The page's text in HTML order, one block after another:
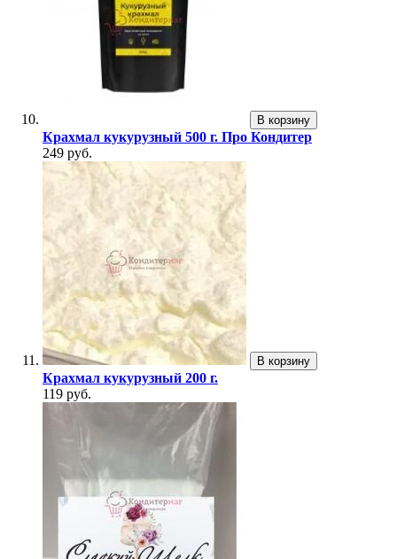
В корзину
Крахмал кукурузный 500 г. Про Кондитер
249 руб.
В корзину
Крахмал кукурузный 200 г.
119 руб.